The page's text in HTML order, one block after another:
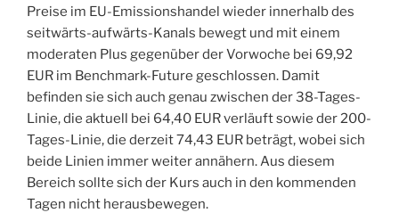
Preise im EU-Emissionshandel wieder innerhalb des
seitwärts-aufwärts-Kanals bewegt und mit einem
moderaten Plus gegenüber der Vorwoche bei 69,92
EUR im Benchmark-Future geschlossen. Damit
befinden sie sich auch genau zwischen der 38-Tages-
Linie, die aktuell bei 64,40 EUR verläuft sowie der 200-
Tages-Linie, die derzeit 74,43 EUR beträgt, wobei sich
beide Linien immer weiter annähern. Aus diesem
Bereich sollte sich der Kurs auch in den kommenden
Tagen nicht herausbewegen.